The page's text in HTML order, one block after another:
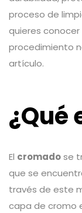
proceso de
quieres
procedimiento
artículo.
¿Qué
El cromadose
que se
través de este
capa de cromo